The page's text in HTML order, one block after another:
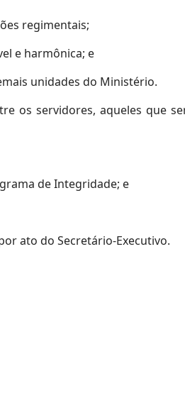
regimentais;
e harmônica; e
unidades do Ministério.
os servidores, aqueles que
de Integridade; e
ato do Secretário-Executivo.